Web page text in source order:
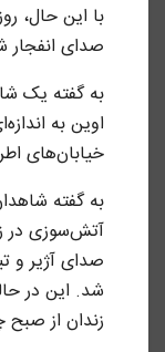
با این حال،
صدای انفجار
به گفته یک
اوین به
خیابان‌های
به گفته
آتش‌سوزی در
صدای آژیر و
شد. این در
زندان از صبح